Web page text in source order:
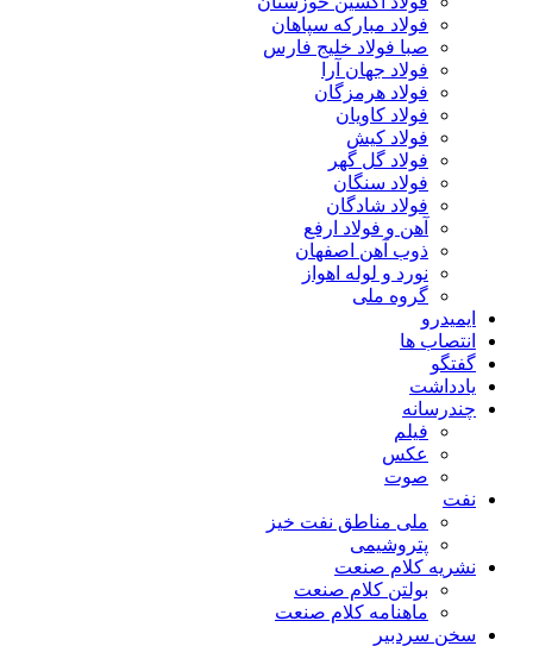
فولاد مبارکه سپاهان
صبا فولاد خلیج فارس
فولاد جهان آرا
فولاد هرمزگان
فولاد کاویان
فولاد کیش
فولاد گل گهر
فولاد سنگان
فولاد شادگان
آهن و فولاد ارفع
ذوب آهن اصفهان
نورد و لوله اهواز
گروه ملی
ایمیدرو
انتصاب ها
گفتگو
یادداشت
چندرسانه
فیلم
عکس
صوت
نفت
ملی مناطق نفت خیز
پتروشیمی
نشریه کلام صنعت
بولتن کلام صنعت
ماهنامه کلام صنعت
سخن سردبیر